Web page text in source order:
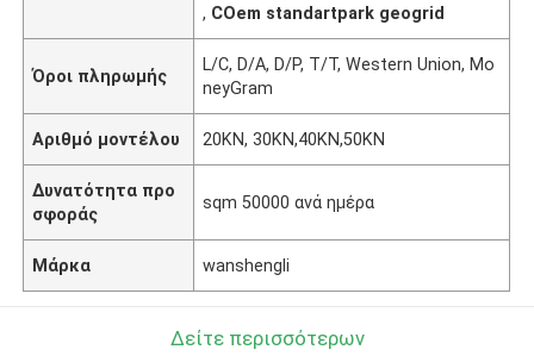
, COem standartpark geogrid
Όροι πληρωμής
L/C, D/A, D/P, T/T, Western Union, Mo
neyGram
Αριθμό μοντέλου 20KN, 30KN,40KN,50KN
Δυνατότητα προ
σφοράς
sqm 50000 ανά ημέρα
Μάρκα wanshengli
Δείτε περισσότερων